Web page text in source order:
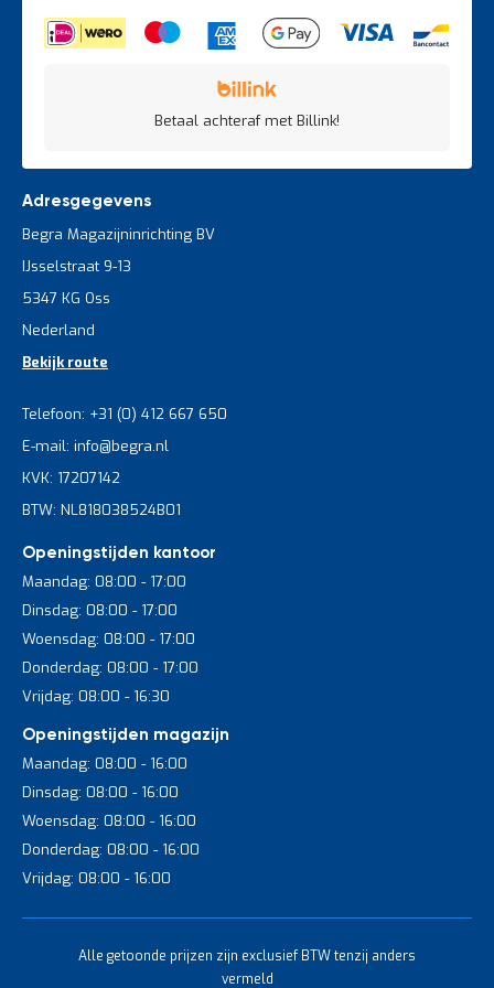
Betaal achteraf met Billink!
Adresgegevens
Begra Magazijninrichting BV
IJsselstraat 9-13
5347 KG Oss
Nederland
Bekijk route
Telefoon: +31 (0) 412 667 650
E-mail: info@begra.nl
KVK: 17207142
BTW: NL818038524B01
Openingstijden kantoor
Maandag: 08:00 - 17:00
Dinsdag: 08:00 - 17:00
Woensdag: 08:00 - 17:00
Donderdag: 08:00 - 17:00
Vrijdag: 08:00 - 16:30
Openingstijden magazijn
Maandag: 08:00 - 16:00
Dinsdag: 08:00 - 16:00
Woensdag: 08:00 - 16:00
Donderdag: 08:00 - 16:00
Vrijdag: 08:00 - 16:00
Alle getoonde prijzen zijn exclusief BTW tenzij anders
vermeld